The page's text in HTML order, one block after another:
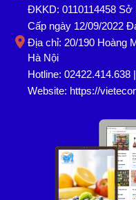
ĐKKD: 0110114458
Cấp ngày 12/09/2022
Địa chỉ: 20/190 Hoàng
Hà Nội
Hotline:
Website: https://